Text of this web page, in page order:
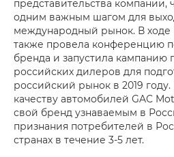
представительства компании,
одним важным шагом для
международный рынок. В
также провела конференцию
бренда и запустила
российских дилеров для
российский рынок в 2019
качеству автомобилей GAC
свой бренд узнаваемым в
признания потребителей в
странах в течение 3-5 лет.